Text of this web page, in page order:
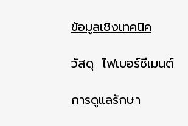
ข้อมูลเชิงเทคนิค
วัสดุ ไฟเบอร์ซีเมนต์
การดูแลรักษา